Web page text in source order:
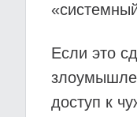
Если это
доступ к